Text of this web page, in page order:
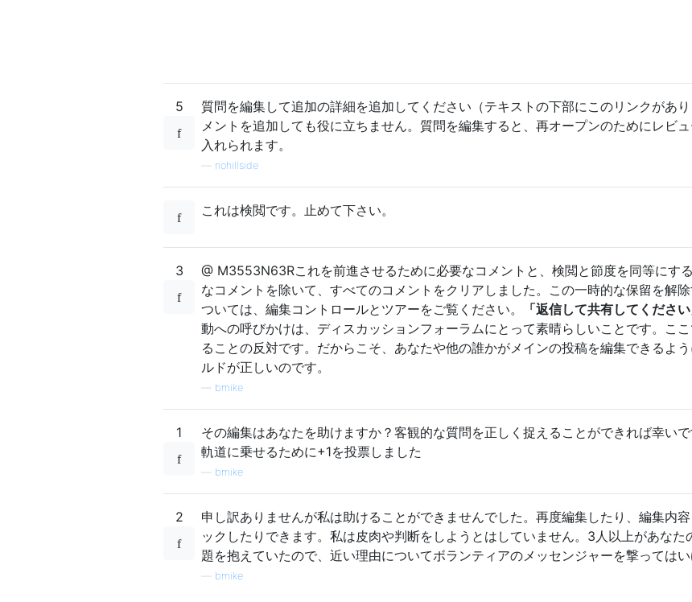
5
質問を編集して追加の詳細を追加してください（テキストの下部にこのリンクがあ
メントを追加しても役に立ちません。質問を編集すると、再オープンのためにレビ
入れられます。
nohillside
これは検閲です。止めて下さい。
3
@ M3553N63Rこれを前進させるために必要なコメントと、検閲と節度を同等にす
なコメントを除いて、すべてのコメントをクリアしました。この一時的な保留を解
ついては、編集コントロールとツアーをご覧ください。
「返信して共有してくださ
動への呼びかけは、ディスカッションフォーラムにとって素晴らしいことです。こ
ることの反対です。だからこそ、あなたや他の誰かがメインの投稿を編集できるよ
ルドが正しいのです。
bmike
1
その編集はあなたを助けますか？客観的な質問を正しく捉えることができれば幸い
軌道に乗せるために+1を投票しました
bmike
2
申し訳ありませんが私は助けることができませんでした。再度編集したり、編集内
ックしたりできます。私は皮肉や判断をしようとはしていません。3人以上があなた
題を抱えていたので、近い理由についてボランティアのメッセンジャーを撃ってはい
bmike